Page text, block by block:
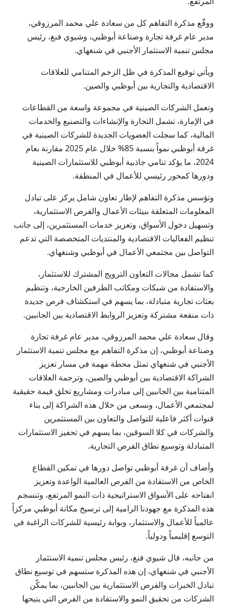
ووقّع مذكرة التفاهم كل من سعادة علي محمد المرزوقي،
مدير عام غرفة تجارة وصناعة أبوظبي، وشيوي فنغ، رئيس
مجلس تنمية الاستثمار الأجنبي في شنغهاي.
ويأتي توقيع المذكرة في ظل الزخم المتنامي للعلاقات
الاقتصادية والتجارية بين أبوظبي والصين.
وتعمل الشركات الصينية في مجموعة واسعة من القطاعات
في الإمارة، تشمل التجارة والإنشاءات والتصنيع والخدمات
المالية، كما سجلت العضويات الجديدة للشركات الصينية في
غرفة أبوظبي نمواً بنسبة 85% خلال عام 2025 مقارنة بعام
2024، ما يؤكد تنامي جاذبية أبوظبي للاستثمارات الصينية
ودورها كمحور رئيسي للأعمال في المنطقة.
وتؤسس مذكرة التفاهم لإطار تعاون شامل يركز على تبادل
المعلومات المتعلقة ببيئات الأعمال والفرص الاستثمارية،
وتسهيل دخول الأسواق، وتعزيز خدمات المستثمرين، إلى جانب
تنظيم الفعاليات الاقتصادية والمنتديات المتخصصة التي تدعم
التواصل بين مجتمعي الأعمال في أبوظبي وشنغهاي.
كما تشمل مجالات التعاون الترويج المشترك للاستثمار،
والاستفادة من شبكات ومكاتب الطرفين الخارجية، وتنظيم
بعثات تجارية متبادلة، بما يسهم في استكشاف فرص جديدة
ذات منفعة مشتركة وتعزيز الروابط الاقتصادية بين الجانبين.
وقال سعادة علي محمد المرزوقي، مدير عام غرفة تجارة
وصناعة أبوظبي، إن مذكرة التفاهم مع مجلس تنمية الاستثمار
الأجنبي في شنغهاي تمثل محطة مهمة في مسار تعزيز
الشراكة الاقتصادية بين أبوظبي والصين، وترجمة العلاقات
المتنامية بين الجانبين إلى مبادرات ومشاريع تخلق قيمة حقيقية
لمجتمعي الأعمال، ونسعى من خلال هذه الشراكة إلى بناء
قنوات أكثر فاعلية للتواصل والتعاون بين المستثمرين
والشركات في كلا السوقين، بما يسهم في تحفيز الاستثمارات
المتبادلة وتوسيع نطاق الفرص التجارية.
وأضاف أن غرفة أبوظبي تواصل دورها في تمكين القطاع
الخاص من الاستفادة من الفرص العالمية الواعدة وتعزيز
انفتاحه على الأسواق الاستراتيجية ذات النمو المرتفع، وتنسجم
هذه المذكرة مع جهودنا الرامية إلى ترسيخ مكانة أبوظبي مركزاً
عالمياً للأعمال والاستثمار، وبوابة رئيسية للشركات الراغبة في
التوسع إقليمياً ودولياً.
من جانبه، قال شيوي فنغ، رئيس مجلس تنمية الاستثمار
الأجنبي في شنغهاي، إن هذه المذكرة ستسهم في توسيع نطاق
تبادل الخبرات والفرص الاستثمارية بين الجانبين، بما يمكّن
الشركات من تحقيق النمو والاستفادة من الفرص التي يتيحها